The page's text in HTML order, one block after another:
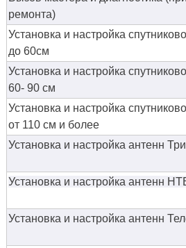
ремонта)
Установка и настройка
до 60см
Установка и настройка
60- 90 см
Установка и настройка
от 110 см и более
Установка и настройка антенн
Установка и настройка антенн
Установка и настройка антенн